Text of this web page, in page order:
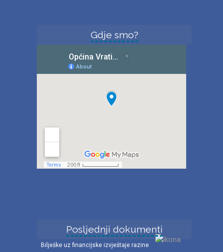
Gdje smo?
Posljednji dokumenti
Bilješke uz financijske izvještaje razine